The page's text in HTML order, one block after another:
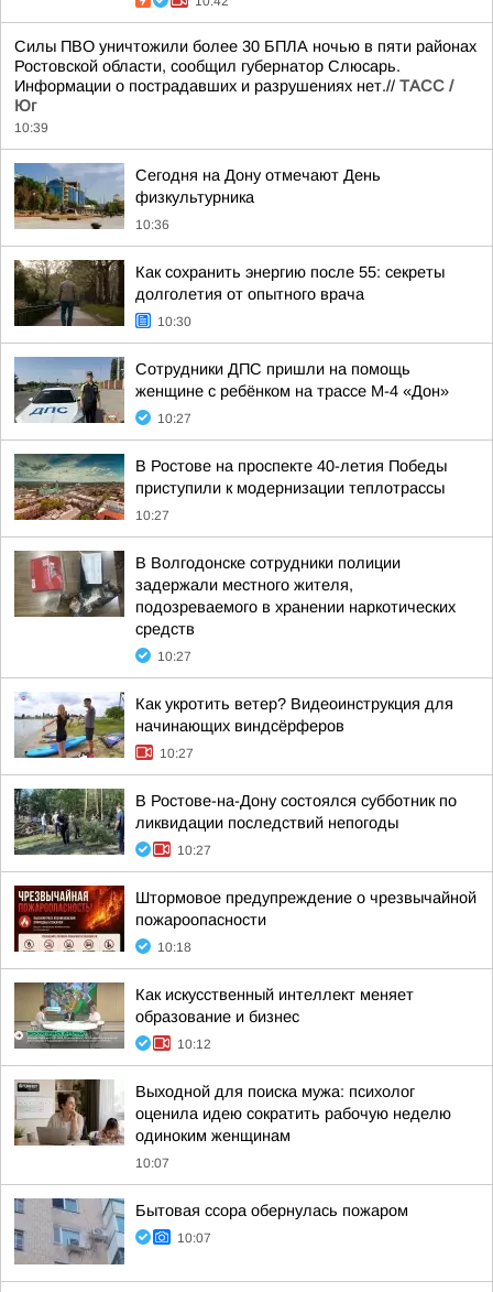
Силы ПВО уничтожили более 30 БПЛА ночью в пяти районах
Ростовской области, сообщил губернатор Слюсарь.
Информации о пострадавших и разрушениях нет.// ТАСС /
Юг
10:39
Сегодня на Дону отмечают День
физкультурника
10:36
Как сохранить энергию после 55: секреты
долголетия от опытного врача
10:30
Сотрудники ДПС пришли на помощь
женщине с ребёнком на трассе М-4 «Дон»
10:27
В Ростове на проспекте 40-летия Победы
приступили к модернизации теплотрассы
10:27
В Волгодонске сотрудники полиции
задержали местного жителя,
подозреваемого в хранении наркотических
средств
10:27
Как укротить ветер? Видеоинструкция для
начинающих виндсёрферов
10:27
В Ростове-на-Дону состоялся субботник по
ликвидации последствий непогоды
10:27
Штормовое предупреждение о чрезвычайной
пожароопасности
10:18
Как искусственный интеллект меняет
образование и бизнес
10:12
Выходной для поиска мужа: психолог
оценила идею сократить рабочую неделю
одиноким женщинам
10:07
Бытовая ссора обернулась пожаром
10:07